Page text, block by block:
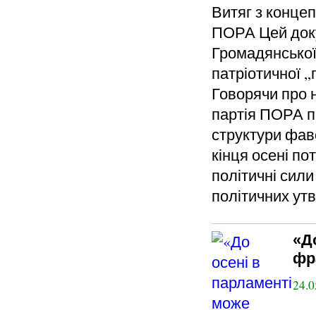
Витяг з
ПОРА Цей
патріотичної
Говорячи про
партія ПОРА
структури
кінця осені
політичні
політичних